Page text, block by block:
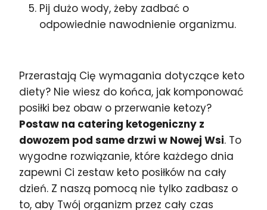
Pij dużo wody, żeby zadbać o
odpowiednie nawodnienie organizmu.
Przerastają Cię wymagania dotyczące keto
diety? Nie wiesz do końca, jak komponować
posiłki bez obaw o przerwanie ketozy?
Postaw na catering ketogeniczny z
dowozem pod same drzwi w Nowej Wsi. To
wygodne rozwiązanie, które każdego dnia
zapewni Ci zestaw keto posiłków na cały
dzień. Z naszą pomocą nie tylko zadbasz o
to, aby Twój organizm przez cały czas